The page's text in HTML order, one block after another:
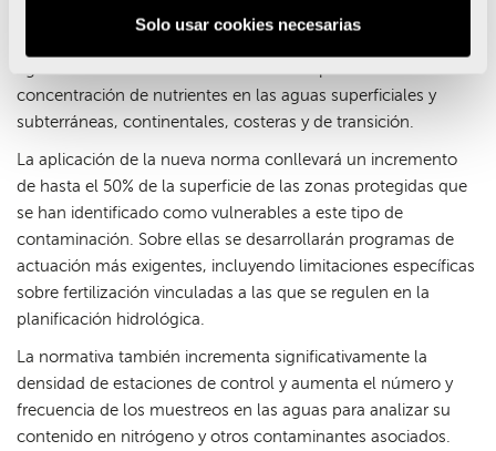
Solo usar cookies necesarias
Estos criterios se alinean con los contemplados en la
concentración de nutrientes en las aguas superficiales y
subterráneas, continentales, costeras y de transición.
La aplicación de la nueva norma conllevará un incremento
de hasta el 50% de la superficie de las zonas protegidas que
se han identificado como vulnerables a este tipo de
contaminación. Sobre ellas se desarrollarán programas de
actuación más exigentes, incluyendo limitaciones específicas
sobre fertilización vinculadas a las que se regulen en la
planificación hidrológica.
La normativa también incrementa significativamente la
densidad de estaciones de control y aumenta el número y
frecuencia de los muestreos en las aguas para analizar su
contenido en nitrógeno y otros contaminantes asociados.